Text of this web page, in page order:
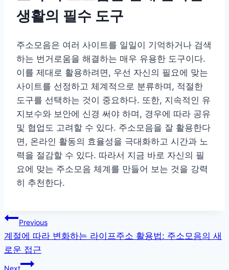
생활의 필수 도구
주소모음은 여러 사이트를 일일이 기억하거나 검색
하는 번거로움을 해결하는 매우 유용한 도구이다.
이를 제대로 활용하려면, 우선 자신의 필요에 맞는
사이트를 선정하고 체계적으로 분류하며, 적절한
도구를 선택하는 것이 중요하다. 또한, 지속적인 유
지보수와 보안에 신경 써야 하며, 경우에 따라 공유
및 협업도 고려할 수 있다. 주소모음을 잘 활용한다
면, 온라인 활동의 효율성을 극대화하고 시간과 노
력을 절감할 수 있다. 따라서 지금 바로 자신의 필
요에 맞는 주소모음 체계를 만들어 보는 것을 강력
히 추천한다.
글
탐
색
Previous
계절에 따라 변화하는 라이프주소 활용법: 주소모음의 새
로운 접근
Next